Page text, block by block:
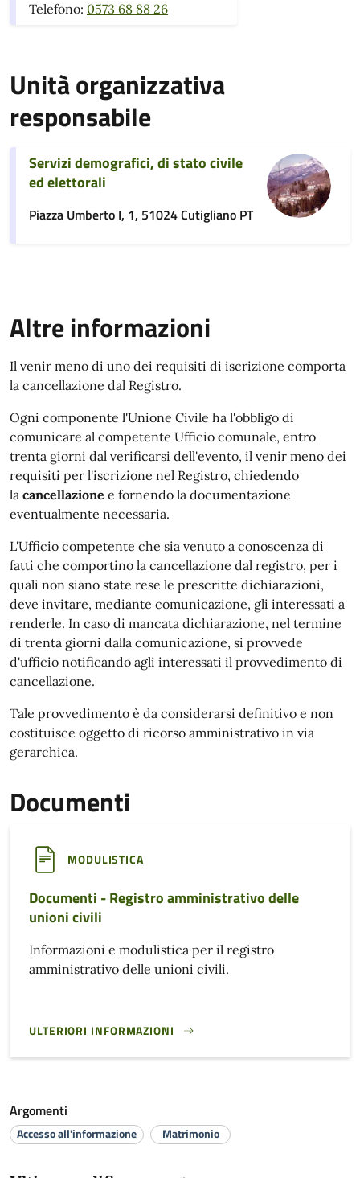
Telefono: 0573 68 88 26
Unità organizzativa
responsabile
Servizi demografici, di stato civile
ed elettorali
Piazza Umberto I, 1, 51024 Cutigliano PT
Altre informazioni
Il venir meno di uno dei requisiti di iscrizione comporta
la cancellazione dal Registro.
Ogni componente l'Unione Civile ha l'obbligo di
comunicare al competente Ufficio comunale, entro
trenta giorni dal verificarsi dell'evento, il venir meno dei
requisiti per l'iscrizione nel Registro, chiedendo
la cancellazione e fornendo la documentazione
eventualmente necessaria.
L'Ufficio competente che sia venuto a conoscenza di
fatti che comportino la cancellazione dal registro, per i
quali non siano state rese le prescritte dichiarazioni,
deve invitare, mediante comunicazione, gli interessati a
renderle. In caso di mancata dichiarazione, nel termine
di trenta giorni dalla comunicazione, si provvede
d'ufficio notificando agli interessati il provvedimento di
cancellazione.
Tale provvedimento è da considerarsi definitivo e non
costituisce oggetto di ricorso amministrativo in via
gerarchica.
Documenti
MODULISTICA
Documenti - Registro amministrativo delle
unioni civili
Informazioni e modulistica per il registro
amministrativo delle unioni civili.
ULTERIORI INFORMAZIONI
DOCUMENTI - REGISTRO AMMINISTRATIVO DELLE UNIONI
Argomenti
Accesso all'informazione Matrimonio